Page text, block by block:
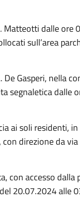
dalle ore
sull’area
Gasperi, nella
segnaletica dalle
ai soli residenti,
direzione da
accesso dalla
20.07.2024 alle